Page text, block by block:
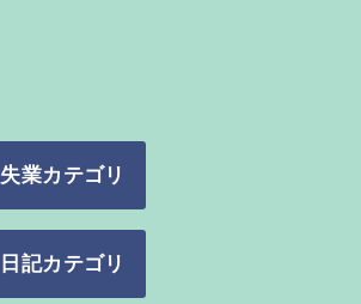
失業カテゴリ
日記カテゴリ